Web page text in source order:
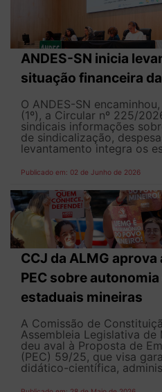
ANDES-SN inicia
situação financeira
O ANDES-SN
(1º), a Circular nº 225/
sindicais informações
de sindicalização,
levantamento integra os
Publicado em: 02 de Junho de 2026
CCJ da ALMG
PEC sobre
estaduais mineiras
A Comissão de
Assembleia Legislativa de
deu aval à Proposta de
(PEC) 59/25, que visa
didático-científica,